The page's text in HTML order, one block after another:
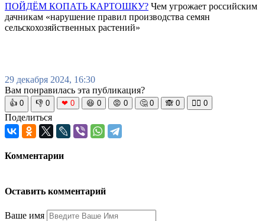
ПОЙДЁМ КОПАТЬ КАРТОШКУ? Чем угрожает российским
дачникам «нарушение правил производства семян
сельскохозяйственных растений»
29 декабря 2024, 16:30
Вам понравилась эта публикация?
👍 0 👎 0 ❤ 0 😆 0 😡 0 🤔 0 🙈 0 🧘‍♀️ 0
Поделиться
Комментарии
Оставить комментарий
Ваше имя